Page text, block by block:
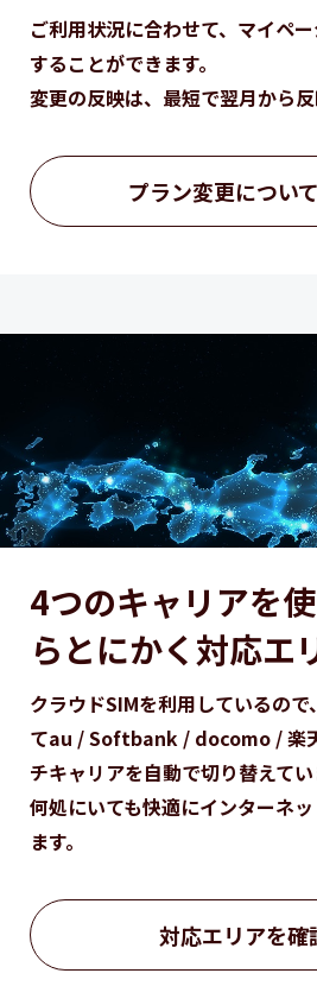
ご利用状況に合わせて、マイペ
することができます。
変更の反映は、最短で翌月から反
プラン変更につい
4つのキャリアを
ら とにかく対応エ
クラウドSIMを利用しているの
てau / Softbank / docomo / 楽
チキャリアを自動で切り替えてい
何処にいても快適にインターネ
ます。
対応エリアを確